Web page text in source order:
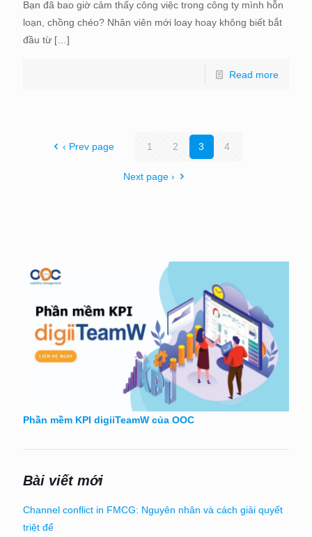
Bạn đã bao giờ cảm thấy công việc trong công ty mình hỗn
loạn, chồng chéo? Nhân viên mới loay hoay không biết bắt
đầu từ […]
Read more
‹ Prev page 1 2 3 4
Next page ›
Phần mềm KPI digiiTeamW của OOC
Bài viết mới
Channel conflict in FMCG: Nguyên nhân và cách giải quyết
triệt để